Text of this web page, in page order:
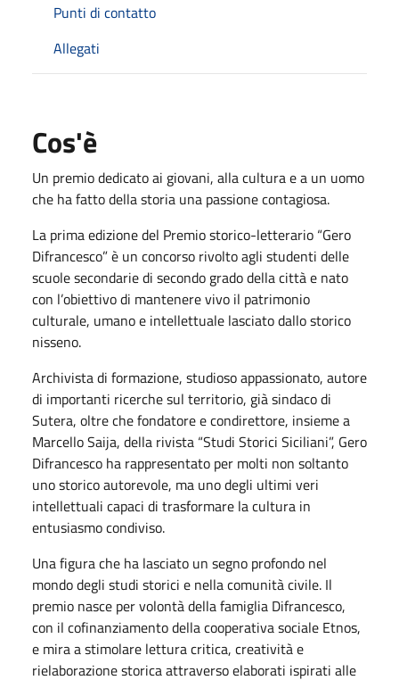
Punti di contatto
Allegati
Cos'è
Un premio dedicato ai giovani, alla cultura e a un uomo
che ha fatto della storia una passione contagiosa.
La prima edizione del Premio storico-letterario “Gero
Difrancesco” è un concorso rivolto agli studenti delle
scuole secondarie di secondo grado della città e nato
con l’obiettivo di mantenere vivo il patrimonio
culturale, umano e intellettuale lasciato dallo storico
nisseno.
Archivista di formazione, studioso appassionato, autore
di importanti ricerche sul territorio, già sindaco di
Sutera, oltre che fondatore e condirettore, insieme a
Marcello Saija, della rivista “Studi Storici Siciliani”, Gero
Difrancesco ha rappresentato per molti non soltanto
uno storico autorevole, ma uno degli ultimi veri
intellettuali capaci di trasformare la cultura in
entusiasmo condiviso.
Una figura che ha lasciato un segno profondo nel
mondo degli studi storici e nella comunità civile. Il
premio nasce per volontà della famiglia Difrancesco,
con il cofinanziamento della cooperativa sociale Etnos,
e mira a stimolare lettura critica, creatività e
rielaborazione storica attraverso elaborati ispirati alle